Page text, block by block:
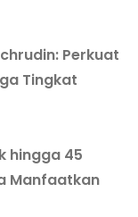
Perkuat
Tingkat
hingga 45
Manfaatkan